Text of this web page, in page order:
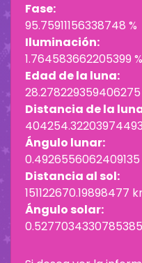
Fase:
95.75911156338748 %
Iluminación:
1.764583662205399 %
Edad de la luna:
Distancia de la
Ángulo lunar:
0.4926556062409135
Distancia al sol:
151122670.19898477
Ángulo solar:
0.5277034330785385